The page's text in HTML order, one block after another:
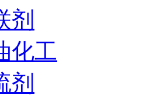
剂
化工
剂